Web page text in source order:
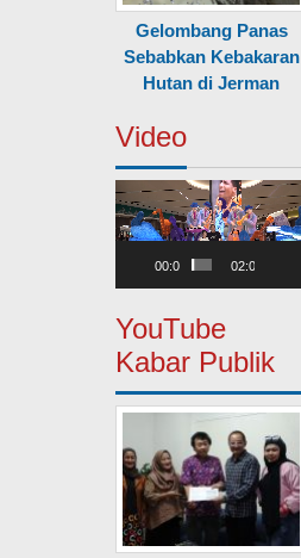
Gelombang Panas
Sebabkan Kebakaran
Hutan di Jerman
Video
Pemutar
Video
00:00 02:00
YouTube
Kabar Publik